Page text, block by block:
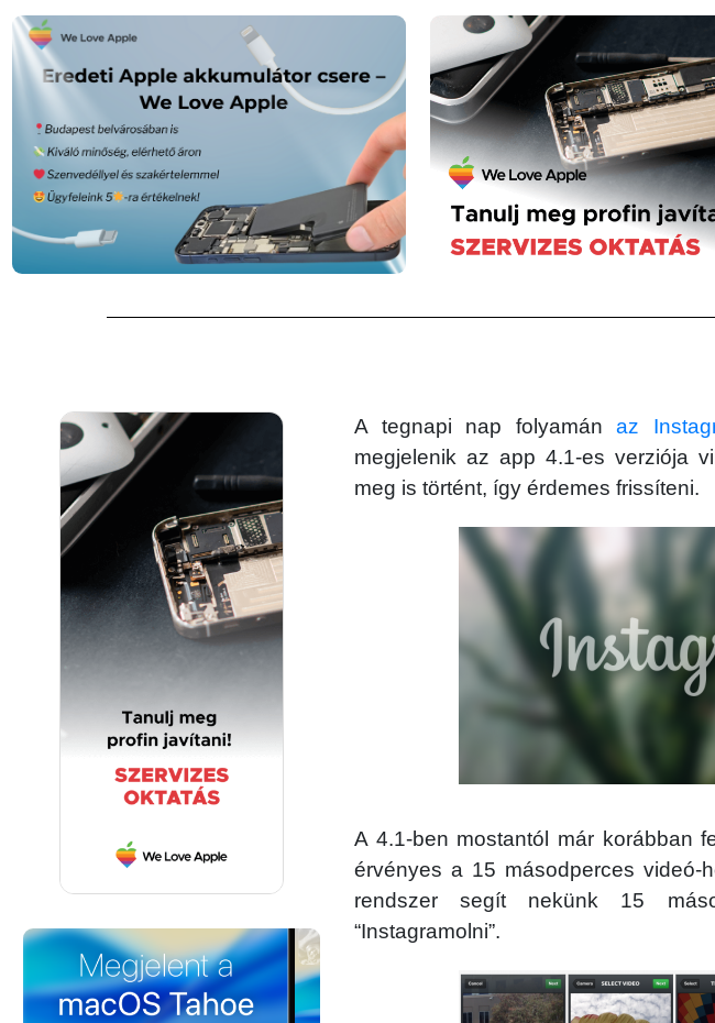
A tegnapi nap folyamánaz
megjelenik az app 4.1-es verziója
meg is történt, így érdemes frissíteni.
A 4.1-ben mostantól már korábban
érvényes a 15 másodperces videó-
rendszer segít nekünk 15
“Instagramolni”.